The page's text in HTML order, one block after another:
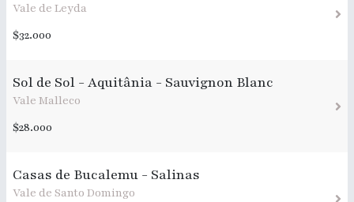
Vale de Leyda
$32.000
Sol de Sol - Aquitânia - Sauvignon Blanc
Vale Malleco
$28.000
Casas de Bucalemu - Salinas
Vale de Santo Domingo